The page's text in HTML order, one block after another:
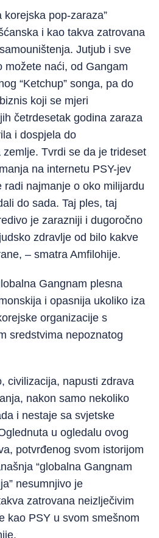
korejska pop-zaraza”
i kao takva zatrovana
Jutjub i sve
možete naći, od Gangam
“Ketchup” songa, pa do
koji se mjeri
četrdesetak godina zaraza
i dospjela do
Tvrdi se da je trideset
na internetu PSY-jev
radi najmanje o oko milijardu
do sada. Taj ples, taj
je zarazniji i dugoročno
zdravlje od bilo kakve
– smatra Amfilohije.
Gangnam plesna
i opasnija ukoliko iza
organizacije s
sredstvima nepoznatog
civilizacija, napusti zdrava
nakon samo nekoliko
i nestaje sa svjetske
u ogledalu ovog
potvrđenog svom istorijom
“globalna Gangnam
nesumnjivo je
zatrovana neizlječivim
kao PSY u svom smešnom